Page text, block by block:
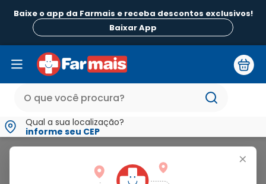
Baixe o app da Farmais e receba descontos exclusivos!
Baixar App
Qual a sua localização?
informe seu CEP
+